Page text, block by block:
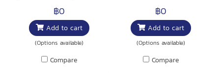
สัญญาณ) สินค้ามาพร้อม
แบตเตอรี่รุ่น SR44 สามารถใช้งาน
ได้ 5,000 ชั่วโมง ในการใช้งาน
ปกติ จำนวน 1 ชิ้น และ
Inspection Certificate จำนวน 1
ใบ การใช้งาน : สำหรับวัดความ
฿0
Add to cart
(Options available)
Compare
50-100mm
฿0
Add to cart
(Options available)
Compare